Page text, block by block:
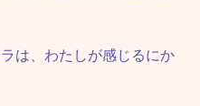
は、わたしが感じるにか